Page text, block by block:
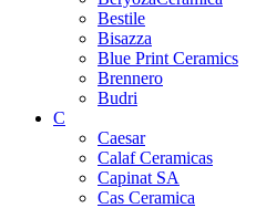
Bestile
Bisazza
Blue Print Ceramics
Brennero
Budri
C
Caesar
Calaf Ceramicas
Capinat SA
Cas Ceramica